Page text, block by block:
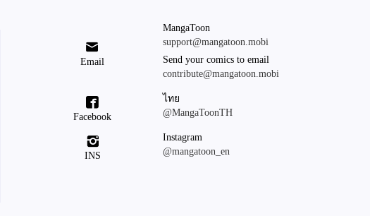

Email
MangaToon
support@mangatoon.mobi
Send your comics to email
contribute@mangatoon.mobi

Facebook
ไทย
@MangaToonTH

INS
Instagram
@mangatoon_en